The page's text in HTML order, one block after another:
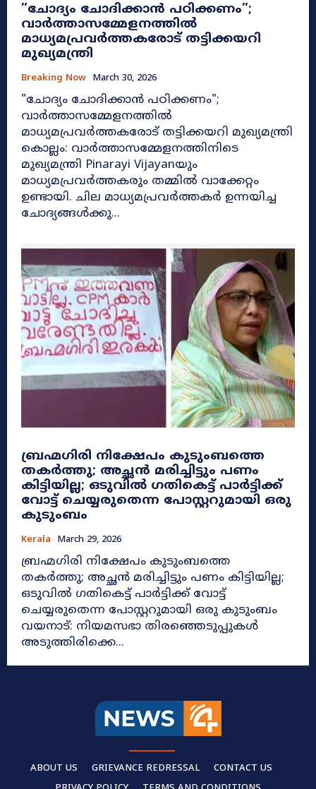
​”ചോദ്യം ചോദിക്കാൻ പഠിക്കണം”;
വാർത്താസമ്മേളനത്തിൽ
മാധ്യമപ്രവർത്തകരോട് തട്ടിക്കയറി
മുഖ്യമന്ത്രി
Breaking Now March 30, 2026
​"ചോദ്യം ചോദിക്കാൻ പഠിക്കണം";
വാർത്താസമ്മേളനത്തിൽ
മാധ്യമപ്രവർത്തകരോട് തട്ടിക്കയറി മുഖ്യമന്ത്രി
കൊല്ലം: വാർത്താസമ്മേളനത്തിനിടെ
മുഖ്യമന്ത്രി Pinarayi Vijayanയും
മാധ്യമപ്രവർത്തകരും തമ്മിൽ വാക്കേറ്റം
ഉണ്ടായി. ചില മാധ്യമപ്രവർത്തകർ ഉന്നയിച്ച
ചോദ്യങ്ങൾക്കു...
ബ്രഹ്മഗിരി നിക്ഷേപം കുടുംബത്തെ
തകർത്തു; അച്ഛൻ മരിച്ചിട്ടും പണം
കിട്ടിയില്ല; ഒടുവിൽ ഗതികെട്ട് പാർട്ടിക്ക്
വോട്ട് ചെയ്യരുതെന്ന പോസ്റ്ററുമായി ഒരു
കുടുംബം
Kerala March 29, 2026
ബ്രഹ്മഗിരി നിക്ഷേപം കുടുംബത്തെ
തകർത്തു; അച്ഛൻ മരിച്ചിട്ടും പണം കിട്ടിയില്ല;
ഒടുവിൽ ഗതികെട്ട് പാർട്ടിക്ക് വോട്ട്
ചെയ്യരുതെന്ന പോസ്റ്ററുമായി ഒരു കുടുംബം
വയനാട്: നിയമസഭാ തിരഞ്ഞെടുപ്പുകൾ
അടുത്തിരിക്കെ...
ABOUT US GRIEVANCE REDRESSAL
CONTACT US